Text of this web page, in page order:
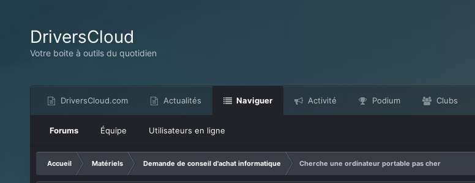
DriversCloud
Votre boite à outils du quotidien
DriversCloud.com Actualités Naviguer
Forums Équipe Utilisateurs en ligne
Activité Podium Clubs
Accueil Matériels Demande de conseil d'achat informatique
Cherche une ordinateur portable pas cher